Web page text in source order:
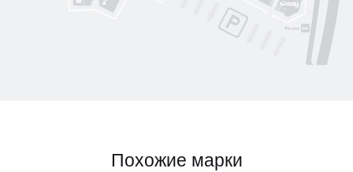
Похожие марки